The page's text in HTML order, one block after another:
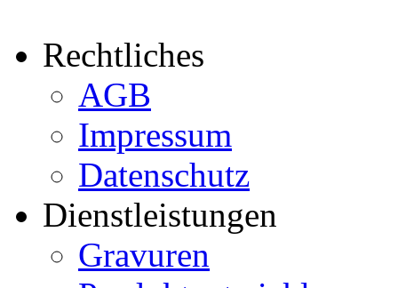
Rechtliches
AGB
Impressum
Datenschutz
Dienstleistungen
Gravuren